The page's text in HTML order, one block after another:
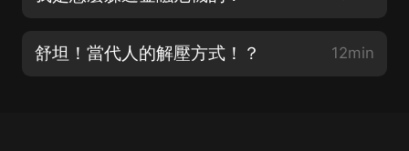
舒坦！當代人的解壓方式！？ 12min